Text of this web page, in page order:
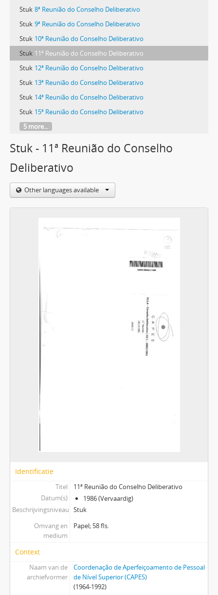
Stuk 8ª Reunião do Conselho Deliberativo
Stuk 9ª Reunião do Conselho Deliberativo
Stuk 10ª Reunião do Conselho Deliberativo
Stuk 11ª Reunião do Conselho Deliberativo
Stuk 12ª Reunião do Conselho Deliberativo
Stuk 13ª Reunião do Conselho Deliberativo
Stuk 14ª Reunião do Conselho Deliberativo
Stuk 15ª Reunião do Conselho Deliberativo
5 more...
Stuk - 11ª Reunião do Conselho
Deliberativo
Other languages available
Identificatie
Titel
11ª Reunião do Conselho Deliberativo
Datum(s)
1986 (Vervaardig)
Beschrijvingsniveau Stuk
Omvang en
medium
Papel; 58 fls.
Context
Naam van de
archiefvormer
Coordenação de Aperfeiçoamento de Pessoal
de Nível Superior (CAPES)
(1964-1992)